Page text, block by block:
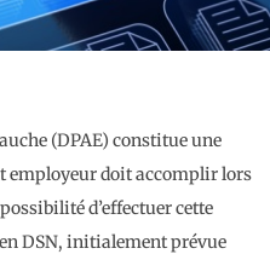
(DPAE) constitue une
employeur doit accomplir lors
d’effectuer cette
DSN, initialement prévue